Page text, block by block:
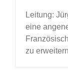
Leitung:
eine
zu